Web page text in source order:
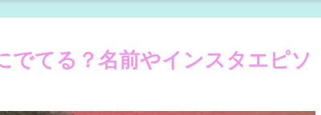
てる？名前やインスタエピソ